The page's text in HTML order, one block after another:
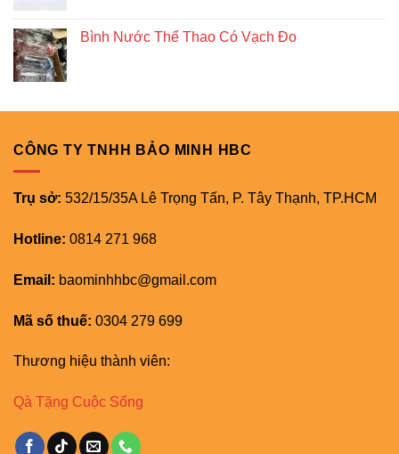
Bình Nước Thể Thao Có Vạch Đo
CÔNG TY TNHH BẢO MINH HBC
Trụ sở: 532/15/35A Lê Trọng Tấn, P. Tây Thạnh, TP.HCM
Hotline: 0814 271 968
Email: baominhhbc@gmail.com
Mã số thuế: 0304 279 699
Thương hiệu thành viên:
Qà Tặng Cuộc Sống